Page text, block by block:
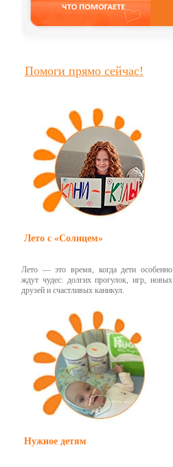
Помоги прямо сейчас!
Лето с «Солнцем»
Лето — это время, когда дети особенно
ждут чудес: долгих прогулок, игр, новых
друзей и счастливых каникул.
Нужное детям